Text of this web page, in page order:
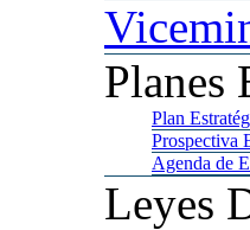
Planes
Plan
Prospectiva
Agenda de
Leyes